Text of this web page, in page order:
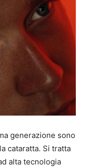
generazione sono
cataratta. Si tratta
alta tecnologia